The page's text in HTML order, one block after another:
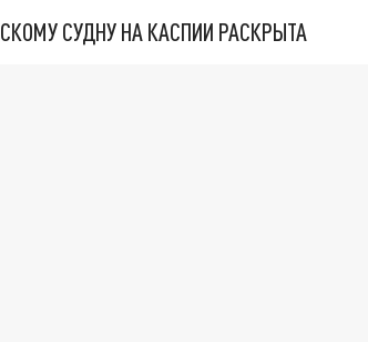
СУДНУ НА КАСПИИ РАСКРЫТА